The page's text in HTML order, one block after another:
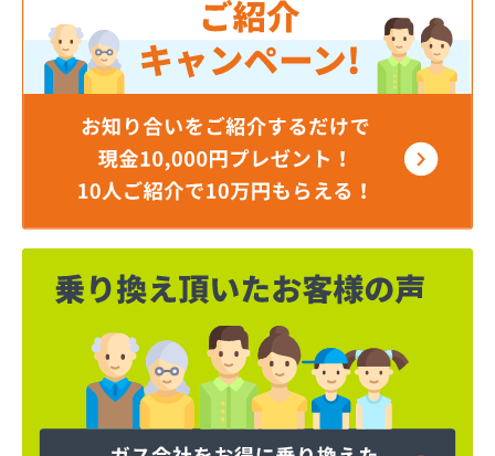
株式会社エルピーガスネット配送センター
株式会社ガスセンター広島・充填所直通
株式会社ガスパル広島販売所
株式会社キムラ
株式会社サンオート
株式会社シティガス広島
株式会社たかまガス
株式会社ナカガワプロパン
株式会社ナカガワプロパン 古市支店
株式会社ナカガワプロパン 焼山支店
株式会社ホームエネルギー 山陽三原デポ
株式会社もみじ商事
株式会社安田無線
株式会社奥川商店
株式会社丸善商会
株式会社丸善商会